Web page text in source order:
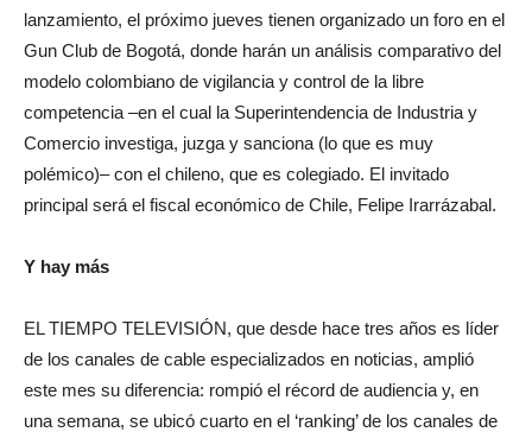
lanzamiento, el próximo jueves tienen organizado un foro en el
Gun Club de Bogotá, donde harán un análisis comparativo del
modelo colombiano de vigilancia y control de la libre
competencia –en el cual la Superintendencia de Industria y
Comercio investiga, juzga y sanciona (lo que es muy
polémico)– con el chileno, que es colegiado. El invitado
principal será el fiscal económico de Chile, Felipe Irarrázabal.
Y hay más
EL TIEMPO TELEVISIÓN, que desde hace tres años es líder
de los canales de cable especializados en noticias, amplió
este mes su diferencia: rompió el récord de audiencia y, en
una semana, se ubicó cuarto en el ‘ranking’ de los canales de